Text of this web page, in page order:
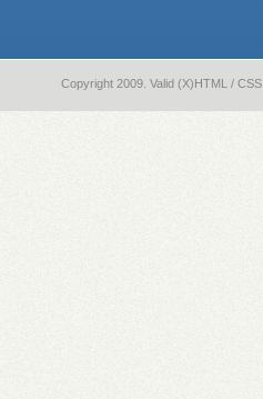
Copyright 2009. Valid (X)HTML / CSS.